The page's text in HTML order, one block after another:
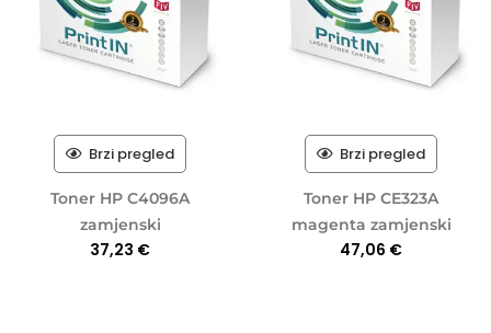
Brzi pregled
Toner HP C4096A
zamjenski
37,23 €
Brzi pregled
Toner HP CE323A
magenta zamjenski
47,06 €